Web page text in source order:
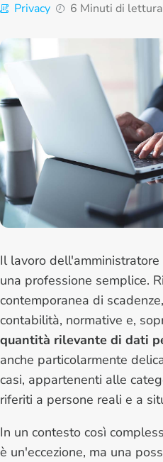
Privacy 6 Minuti di lettura
Il lavoro
una professione semplice.
contemporanea di
contabilità, normative e,
quantità rilevante di dati
anche particolarmente
casi, appartenenti alle
riferiti a persone reali e a
In un contesto così
è un'eccezione, ma una